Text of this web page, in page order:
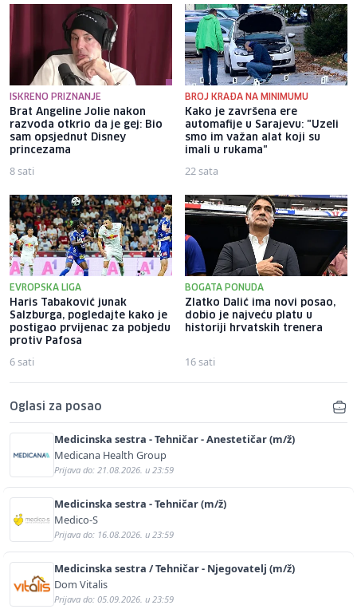
ISKRENO PRIZNANJE
Brat Angeline Jolie nakon
razvoda otkrio da je gej: Bio
sam opsjednut Disney
princezama
8 sati
BROJ KRAĐA NA MINIMUMU
Kako je završena ere
automafije u Sarajevu: "Uzeli
smo im važan alat koji su
imali u rukama"
22 sata
EVROPSKA LIGA
Haris Tabaković junak
Salzburga, pogledajte kako je
postigao prvijenac za pobjedu
protiv Pafosa
6 sati
BOGATA PONUDA
Zlatko Dalić ima novi posao,
dobio je najveću platu u
historiji hrvatskih trenera
16 sati
Oglasi za posao
Medicinska sestra - Tehničar - Anestetičar (m/ž)
Medicana Health Group
Prijava do: 21.08.2026. u 23:59
Medicinska sestra - Tehničar (m/ž)
Medico-S
Prijava do: 16.08.2026. u 23:59
Medicinska sestra / Tehničar - Njegovatelj (m/ž)
Dom Vitalis
Prijava do: 05.09.2026. u 23:59